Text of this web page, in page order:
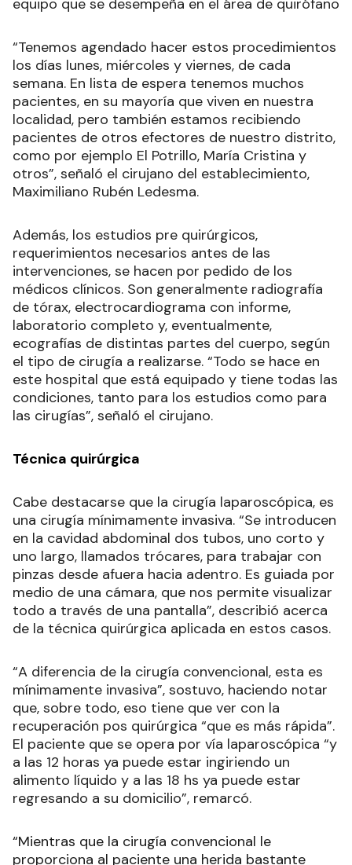
equipo que se desempeña en el área de quirófano
“Tenemos agendado hacer estos procedimientos
los días lunes, miércoles y viernes, de cada
semana. En lista de espera tenemos muchos
pacientes, en su mayoría que viven en nuestra
localidad, pero también estamos recibiendo
pacientes de otros efectores de nuestro distrito,
como por ejemplo El Potrillo, María Cristina y
otros”, señaló el cirujano del establecimiento,
Maximiliano Rubén Ledesma.
Además, los estudios pre quirúrgicos,
requerimientos necesarios antes de las
intervenciones, se hacen por pedido de los
médicos clínicos. Son generalmente radiografía
de tórax, electrocardiograma con informe,
laboratorio completo y, eventualmente,
ecografías de distintas partes del cuerpo, según
el tipo de cirugía a realizarse. “Todo se hace en
este hospital que está equipado y tiene todas las
condiciones, tanto para los estudios como para
las cirugías”, señaló el cirujano.
Técnica quirúrgica
Cabe destacarse que la cirugía laparoscópica, es
una cirugía mínimamente invasiva. “Se introducen
en la cavidad abdominal dos tubos, uno corto y
uno largo, llamados trócares, para trabajar con
pinzas desde afuera hacia adentro. Es guiada por
medio de una cámara, que nos permite visualizar
todo a través de una pantalla”, describió acerca
de la técnica quirúrgica aplicada en estos casos.
“A diferencia de la cirugía convencional, esta es
mínimamente invasiva”, sostuvo, haciendo notar
que, sobre todo, eso tiene que ver con la
recuperación pos quirúrgica “que es más rápida”.
El paciente que se opera por vía laparoscópica “y
a las 12 horas ya puede estar ingiriendo un
alimento líquido y a las 18 hs ya puede estar
regresando a su domicilio”, remarcó.
“Mientras que la cirugía convencional le
proporciona al paciente una herida bastante